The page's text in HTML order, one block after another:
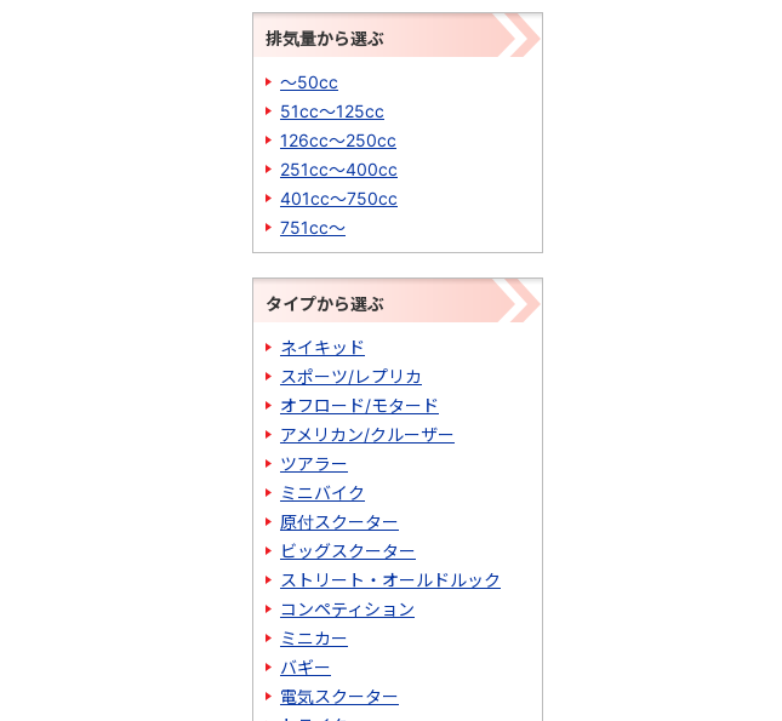
排気量から選ぶ
～50cc
51cc～125cc
126cc～250cc
251cc～400cc
401cc～750cc
751cc～
タイプから選ぶ
ネイキッド
スポーツ/レプリカ
オフロード/モタード
アメリカン/クルーザー
ツアラー
ミニバイク
原付スクーター
ビッグスクーター
ストリート・オールドルック
コンペティション
ミニカー
バギー
電気スクーター